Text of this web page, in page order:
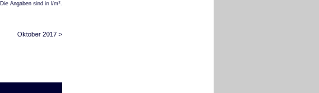
Die Angaben sind in l/m².
Oktober 2017 >